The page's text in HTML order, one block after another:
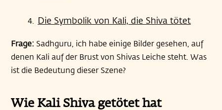
Die Symbolik von Kali, die Shiva tötet
Frage: Sadhguru, ich habe einige Bilder gesehen, auf
denen Kali auf der Brust von Shivas Leiche steht. Was
ist die Bedeutung dieser Szene?
Wie Kali Shiva getötet hat